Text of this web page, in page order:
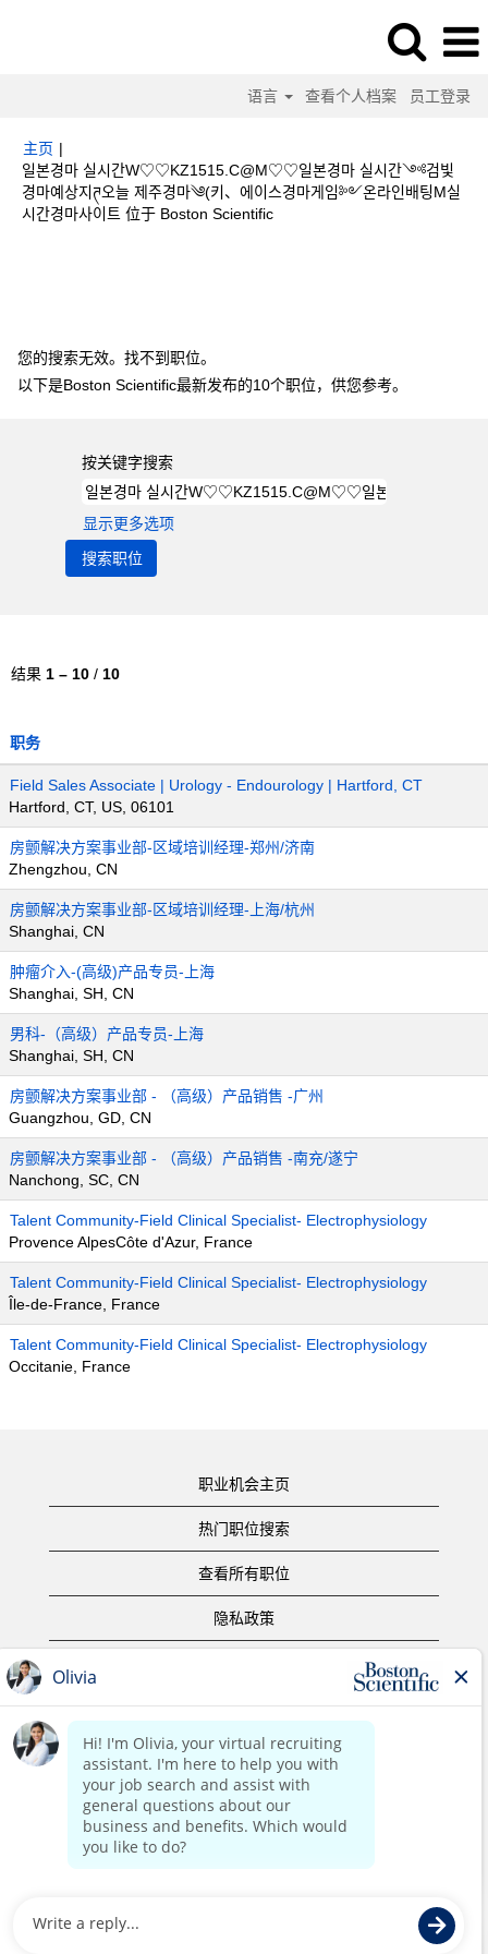
语言 查看个人档案 员工登录
主页 |
일본경마 실시간W♡♡KZ1515.C@M♡♡일본경마 실시간༺검빛
경마예상지ཊ오늘 제주경마༄(키、에이스경마게임༻온라인배팅M실
시간경마사이트 位于 Boston Scientific（当
您的搜索无效。找不到职位。
以下是Boston Scientific最新发布的10个职位，供您参考。
按关键字搜索
显示更多选项
结果 1 – 10 / 10
职务
Field Sales Associate | Urology - Endourology | Hartford, CT
Hartford, CT, US, 06101
房颤解决方案事业部-区域培训经理-郑州/济南
Zhengzhou, CN
房颤解决方案事业部-区域培训经理-上海/杭州
Shanghai, CN
肿瘤介入-(高级)产品专员-上海
Shanghai, SH, CN
男科-（高级）产品专员-上海
Shanghai, SH, CN
房颤解决方案事业部 - （高级）产品销售 -广州
Guangzhou, GD, CN
房颤解决方案事业部 - （高级）产品销售 -南充/遂宁
Nanchong, SC, CN
Talent Community-Field Clinical Specialist- Electrophysiology
Provence AlpesCôte d'Azur, France
Talent Community-Field Clinical Specialist- Electrophysiology
Île-de-France, France
Talent Community-Field Clinical Specialist- Electrophysiology
Occitanie, France
职业机会主页
热门职位搜索
查看所有职位
隐私政策
版权声明
联系我们
公司主页